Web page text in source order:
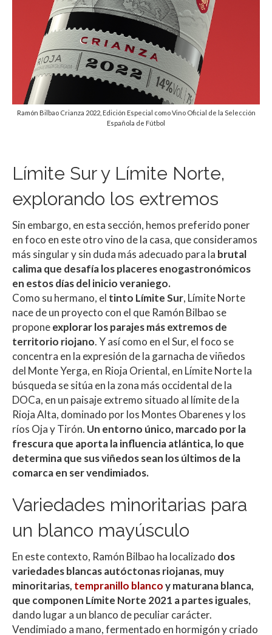
Ramón Bilbao Crianza 2022, Edición Especial como Vino Oficial de la Selección
Española de Fútbol
Límite Sur y Límite Norte,
explorando los extremos
Sin embargo, en esta sección, hemos preferido poner
en foco en este otro vino de la casa, que consideramos
más singular y sin duda más adecuado para la brutal
calima que desafía los placeres enogastronómicos
en estos días del inicio veraniego.
Como su hermano, el tinto Límite Sur, Límite Norte
nace de un proyecto con el que Ramón Bilbao se
proponeexplorar los parajes más extremos de
territorio riojano. Y así como en el Sur, el foco se
concentra en la expresión de la garnacha de viñedos
del Monte Yerga, en Rioja Oriental, en Límite Norte la
búsqueda se sitúa en la zona más occidental de la
DOCa, en un paisaje extremo situado al límite de la
Rioja Alta, dominado por los Montes Obarenes y los
ríos Oja y Tirón. Un entorno único, marcado por la
frescura que aporta la influencia atlántica, lo que
determina que sus viñedos sean los últimos de la
comarca en ser vendimiados.
Variedades minoritarias para
un blanco mayúsculo
En este contexto, Ramón Bilbao ha localizado dos
variedades blancas autóctonas riojanas, muy
minoritarias, tempranillo blancoy maturana blanca,
que componen Límite Norte 2021 a partes iguales,
dando lugar a un blanco de peculiar carácter.
Vendimiado a mano, fermentado en hormigón y criado